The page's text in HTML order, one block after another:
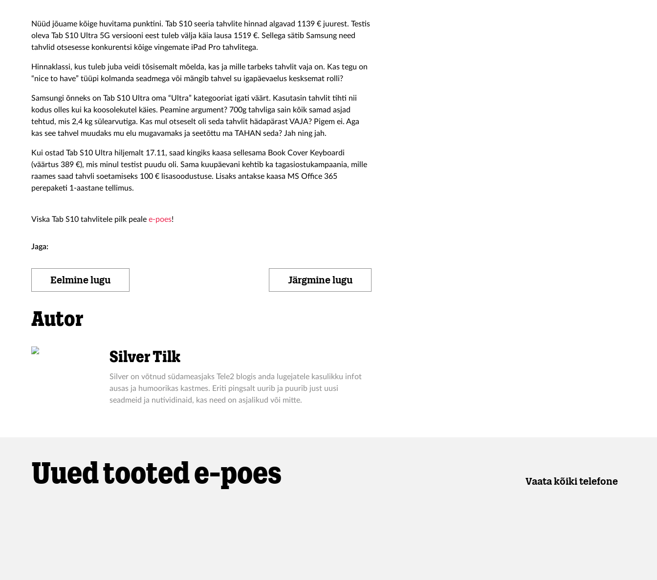
Nüüd jõuame kõige huvitama punktini. Tab S10 seeria tahvlite hinnad algavad 1139 € juurest. Testis
oleva Tab S10 Ultra 5G versiooni eest tuleb välja käia lausa 1519 €. Sellega sätib Samsung need
tahvlid otsesesse konkurentsi kõige vingemate iPad Pro tahvlitega.
Hinnaklassi, kus tuleb juba veidi tõsisemalt mõelda, kas ja mille tarbeks tahvlit vaja on. Kas tegu on
“nice to have” tüüpi kolmanda seadmega või mängib tahvel su igapäevaelus kesksemat rolli?
Samsungi õnneks on Tab S10 Ultra oma “Ultra” kategooriat igati väärt. Kasutasin tahvlit tihti nii
kodus olles kui ka koosolekutel käies. Peamine argument? 700g tahvliga sain kõik samad asjad
tehtud, mis 2,4 kg sülearvutiga. Kas mul otseselt oli seda tahvlit hädapärast VAJA? Pigem ei. Aga
kas see tahvel muudaks mu elu mugavamaks ja seetõttu ma TAHAN seda? Jah ning jah.
Kui ostad Tab S10 Ultra hiljemalt 17.11, saad kingiks kaasa sellesama Book Cover Keyboardi
(väärtus 389 €), mis minul testist puudu oli. Sama kuupäevani kehtib ka tagasiostukampaania, mille
raames saad tahvli soetamiseks 100 € lisasoodustuse. Lisaks antakse kaasa MS Office 365
perepaketi 1-aastane tellimus.
Viska Tab S10 tahvlitele pilk peale e-poes!
Jaga:
Eelmine lugu Järgmine lugu
Autor
Silver Tilk
Silver on võtnud südameasjaks Tele2 blogis anda lugejatele kasulikku infot
ausas ja humoorikas kastmes. Eriti pingsalt uurib ja puurib just uusi
seadmeid ja nutividinaid, kas need on asjalikud või mitte.
Uued tooted e-poes Vaata kõiki telefone